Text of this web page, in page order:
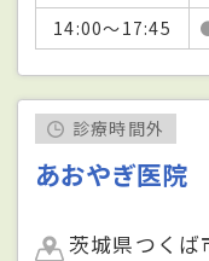
14:00～17:45
診療時間外
あおやぎ医院
茨城県つくば